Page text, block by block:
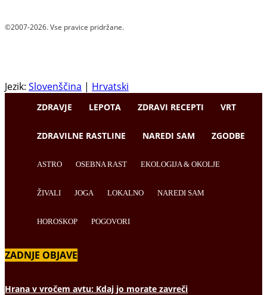
©2007-2026. Vse pravice pridržane.
Jezik: Slovenščina | Hrvatski
ZDRAVJE LEPOTA ZDRAVI RECEPTI VRT
ZDRAVILNE RASTLINE NAREDI SAM ZGODBE
ASTRO OSEBNA RAST EKOLOGIJA & OKOLJE
ŽIVALI JOGA LOKALNO NAREDI SAM
HOROSKOP POGOVORI
ZADNJE OBJAVE
Hrana v vročem avtu: Kdaj jo morate zavreči